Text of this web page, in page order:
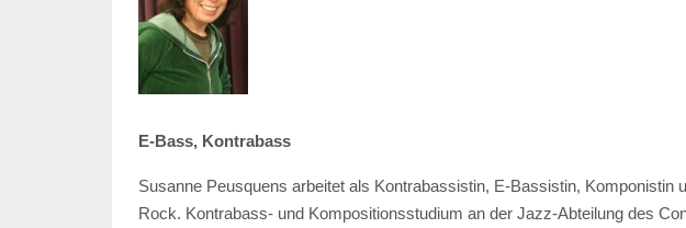
E-Bass, Kontrabass
Susanne Peusquens arbeitet als Kontrabassistin, E-Bassistin,
Rock. Kontrabass- und Kompositionsstudium an der Jazz-Abteilung des